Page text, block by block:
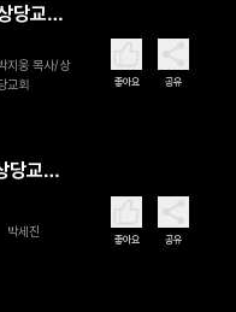
당교
지웅 목사/상
교회
좋아요 공유
당교
박세진 좋아요 공유